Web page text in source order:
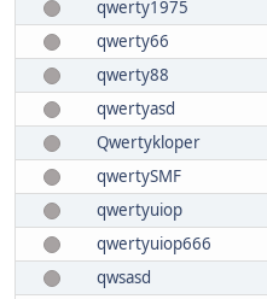
qwerty1975
qwerty66
qwerty88
qwertyasd
Qwertykloper
qwertySMF
qwertyuiop
qwertyuiop666
qwsasd